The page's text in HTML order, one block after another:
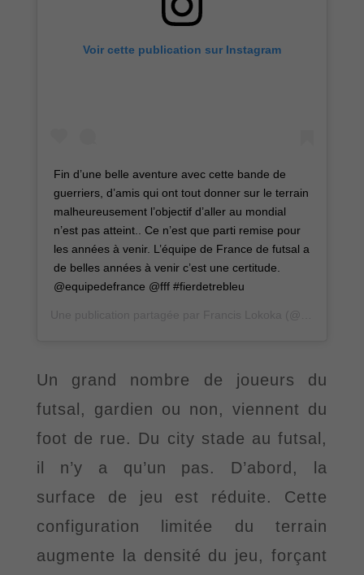
Voir cette publication sur Instagram
Fin d’une belle aventure avec cette bande de
guerriers, d’amis qui ont tout donner sur le terrain
malheureusement l’objectif d’aller au mondial
n’est pas atteint.. Ce n’est que parti remise pour
les années à venir. L’équipe de France de futsal a
de belles années à venir c’est une certitude.
@equipedefrance @fff #fierdetrebleu
Un grand nombre de joueurs du
futsal, gardien ou non, viennent du
foot de rue. Du city stade au futsal ,
il n’y a qu’un pas. D’abord, la
surface de jeu est réduite. Cette
configuration limitée du terrain
augmente la densité du jeu, forçant